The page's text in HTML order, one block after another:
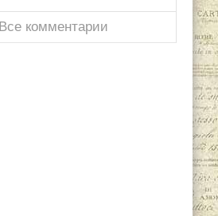
Все комментарии